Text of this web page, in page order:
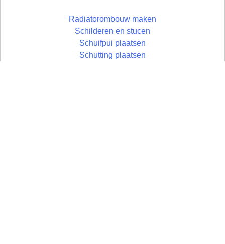
Radiatorombouw maken
Schilderen en stucen
Schuifpui plaatsen
Schutting plaatsen